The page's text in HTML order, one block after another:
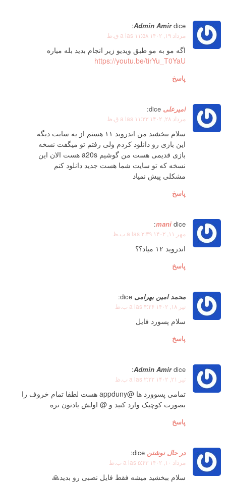
Admin Amir dice:
مرداد ۱۹, ۱۴۰۲ a las ۱۱:۵۸ ق.ظ
اگه مو به مو طبق ویدیو زیر انجام بدید بله میاره
https://youtu.be/tirYu_T0YaU
پاسخ
امیرعلی dice:
مرداد ۲۸, ۱۴۰۲ a las ۱۱:۲۳ ق.ظ
سلام ببخشید من اندروید ۱۱ هستم از یه سایت دیگه
این بازی رو دانلود کردم ولی رفتم تو میگفت نسخه
بازی قدیمی هست من گوشیم a20s هست الان این
نسخه که تو سایت شما هست جدید دانلود کنم
مشکلی پیش نمیاد
پاسخ
mani dice:
مهر ۱۱, ۱۴۰۲ a las ۳:۳۹ ب.ظ
اندروید ۱۲ میاد؟؟
پاسخ
محمد امین بهرامی dice:
تیر ۱۸, ۱۴۰۲ a las ۴:۲۶ ب.ظ
سلام پسورد فایل
پاسخ
Admin Amir dice:
تیر ۲۱, ۱۴۰۲ a las ۲:۲۲ ب.ظ
تمامی پسوورد ها @appduny هست لطفا تمام خروف را
بصورت کوچیک وارد کنید و @ اولش یادتون نره
پاسخ
در حال نوشتن dice:
مرداد ۱۰, ۱۴۰۲ a las ۵:۴۳ ب.ظ
سلام ببخشید میشه فقط فایل نصبی رو بدید🙏